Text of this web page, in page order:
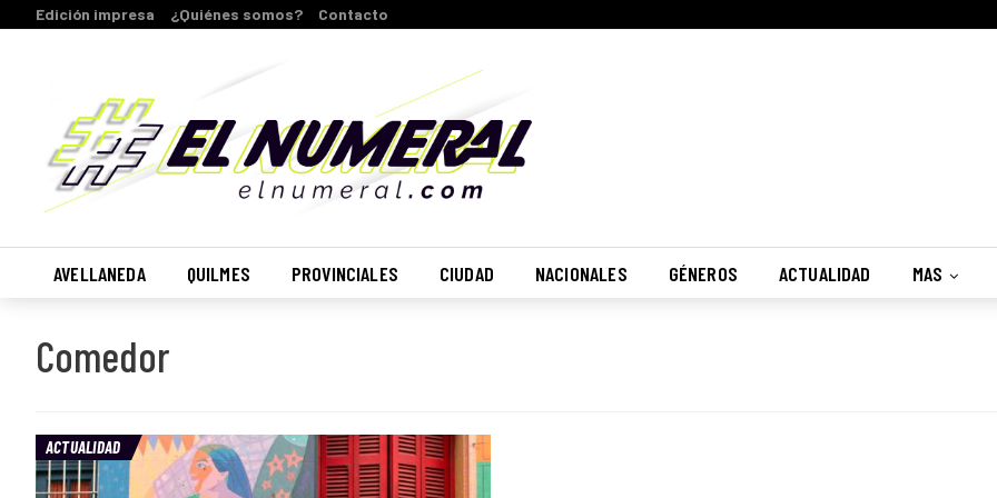
Edición impresa ¿Quiénes somos? Contacto
AVELLANEDA QUILMES PROVINCIALES CIUDAD NACIONALES GÉNEROS ACTUALIDAD MAS
Comedor
ACTUALIDAD